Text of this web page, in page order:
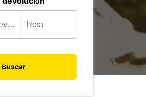
Buscar